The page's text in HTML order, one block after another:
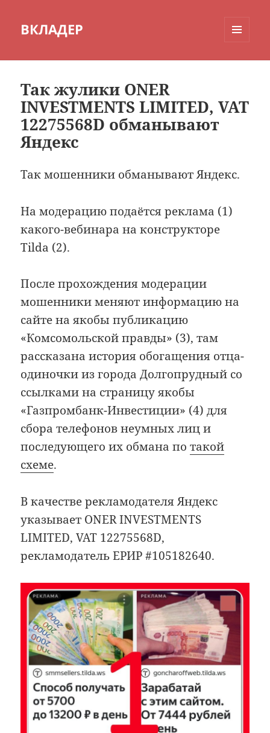
ВКЛАДЕР
Так жулики ONER
INVESTMENTS LIMITED, VAT
12275568D обманывают
Яндекс
Так мошенники обманывают Яндекс.
На модерацию подаётся реклама (1)
какого-вебинара на конструкторе
Tilda (2).
После прохождения модерации
мошенники меняют информацию на
сайте на якобы публикацию
«Комсомольской правды» (3), там
рассказана история обогащения отца-
одиночки из города Долгопрудный со
ссылками на страницу якобы
«Газпромбанк-Инвестиции» (4) для
сбора телефонов неумных лиц и
последующего их обмана потакой
схеме.
В качестве рекламодателя Яндекс
указывает ONER INVESTMENTS
LIMITED, VAT 12275568D,
рекламодатель ЕРИР #105182640.